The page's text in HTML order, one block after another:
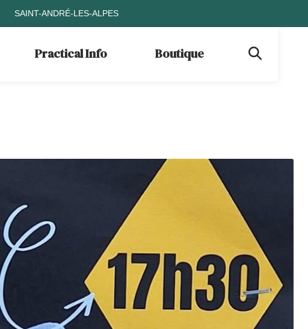
SAINT-ANDRÉ-LES-ALPES
Practical Info Boutique